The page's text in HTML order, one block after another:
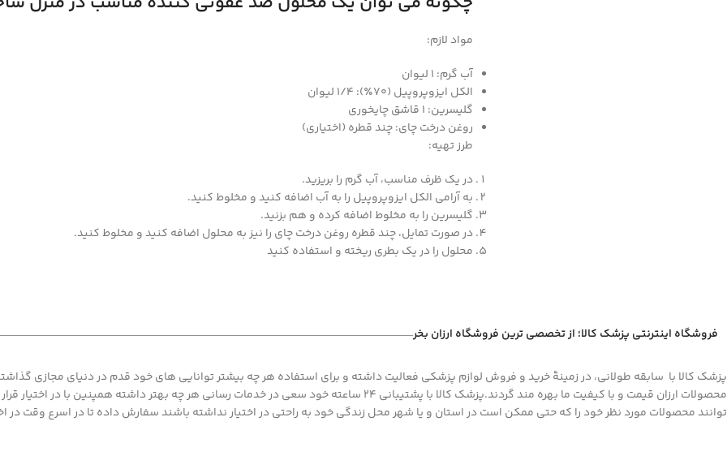
مواد لازم:
آب گرم: 1 لیوان
الکل ایزوپروپیل (۷۰٪): ۱/۴ لیوان
گلیسرین: ۱ قاشق چایخوری
روغن درخت چای: چند قطره (اختیاری)
طرز تهیه:
در یک ظرف مناسب، آب گرم را بریزید.
به آرامی الکل ایزوپروپیل را به آب اضافه کنید و مخلوط کنید.
گلیسرین را به مخلوط اضافه کرده و هم بزنید.
در صورت تمایل، چند قطره روغن درخت چای را نیز به محلول اضافه کنید و مخلوط کنید.
محلول را در یک بطری ریخته و استفاده کنید
فروشگاه اینترنتی پزشک کالا؛ از تخصصی ترین فروشگاه ارزان بخر
پزشک کالا با سابقه طولانی، در زمینۀ خرید و فروش لوازم پزشکی فعالیت داشته و برای استفاده هر چه بیشتر توانایی های خود قدم در دنیای مجازی
محصولات ارزان قیمت و با کیفیت ما بهره مند گردند.پزشک کالا با پشتیبانی 24 ساعته خود سعی در خدمات رسانی هر چه
توانند محصولات مورد نظر خود را که حتی ممکن است در استان و یا شهر محل زندگی خود به راحتی در اختیار نداشته باشند سفارش داده تا در اسرع وقت در